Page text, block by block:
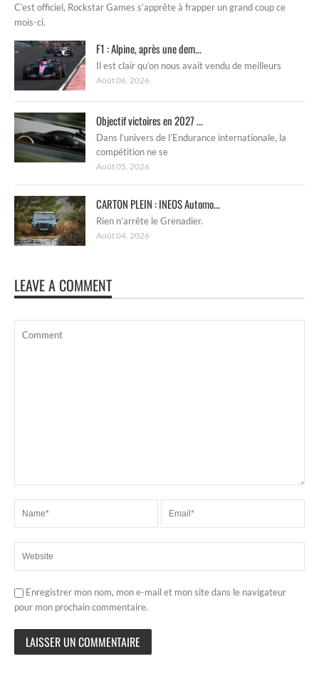
C’est officiel, Rockstar Games s’apprête à frapper un grand coup ce
mois-ci.
F1 : Alpine, après une dem...
Il est clair qu’on nous avait vendu de meilleurs
Août 06, 2026
Objectif victoires en 2027 ...
Dans l’univers de l’Endurance internationale, la
compétition ne se
Août 05, 2026
CARTON PLEIN : INEOS Automo...
Rien n’arrête le Grenadier.
Août 04, 2026
LEAVE A COMMENT
Enregistrer mon nom, mon e-mail et mon site dans le navigateur
pour mon prochain commentaire.